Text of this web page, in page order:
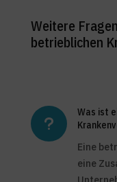
Weitere
betrieblichen
u
Was ist
Eine
eine